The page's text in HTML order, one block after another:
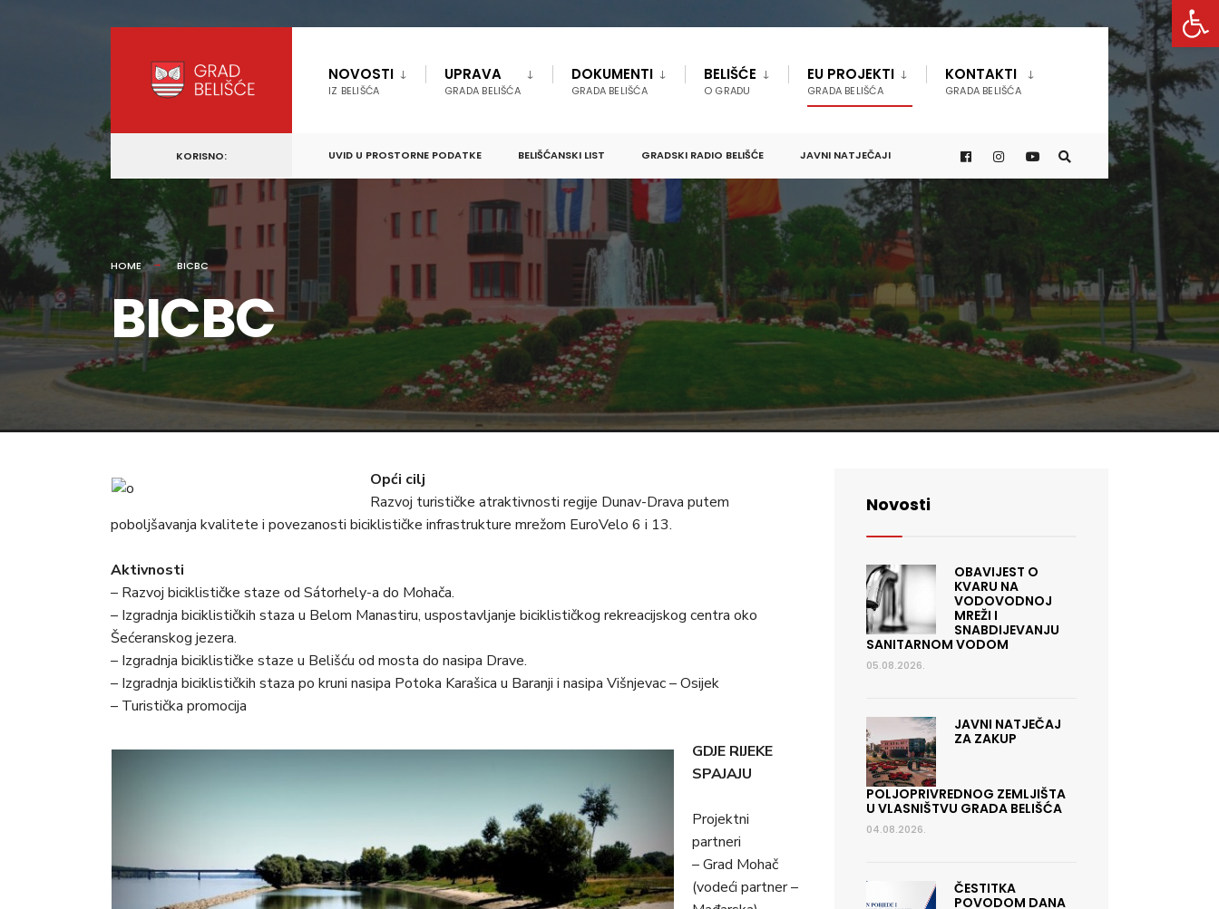
content
NOVOSTI
IZ BELIŠĆA
UPRAVA
GRADA BELIŠĆA
DOKUMENTI
GRADA BELIŠĆA
BELIŠĆE
O GRADU
EU PROJEKTI
GRADA BELIŠĆA
KONTAKTI
GRADA BELIŠĆA
KORISNO: UVID U PROSTORNE PODATKE BELIŠĆANSKI LIST GRADSKI RADIO BELIŠĆE JAVNI NATJEČAJI
HOME BICBC
BICBC
Opći cilj
Razvoj turističke atraktivnosti regije Dunav-Drava putem
poboljšavanja kvalitete i povezanosti biciklističke infrastrukture mrežom EuroVelo 6 i 13.
Aktivnosti
– Razvoj biciklističke staze od Sátorhely-a do Mohača.
– Izgradnja biciklističkih staza u Belom Manastiru, uspostavljanje biciklističkog rekreacijskog centra oko
Šećeranskog jezera.
– Izgradnja biciklističke staze u Belišću od mosta do nasipa Drave.
– Izgradnja biciklističkih staza po kruni nasipa Potoka Karašica u Baranji i nasipa Višnjevac – Osijek
– Turistička promocija
GDJE RIJEKE
SPAJAJU
Projektni
partneri
– Grad Mohač
(vodeći partner –
Novosti
OBAVIJEST O
KVARU NA
VODOVODNOJ
MREŽI I
SNABDIJEVANJU
SANITARNOM VODOM
05.08.2026.
JAVNI NATJEČAJ
ZA ZAKUP
POLJOPRIVREDNOG ZEMLJIŠTA
U VLASNIŠTVU GRADA BELIŠĆA
04.08.2026.
ČESTITKA
POVODOM DANA